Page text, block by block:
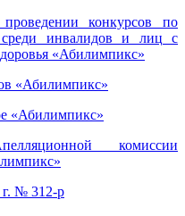
конкурсов по
среди инвалидов и лиц с
«Абилимпикс»
«Абилимпикс»
«Абилимпикс»
комиссии
г. № 312-р